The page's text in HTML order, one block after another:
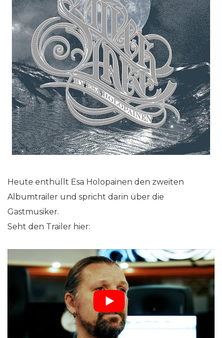
Heute enthüllt Esa Holopainen den zweiten
Albumtrailer und spricht darin über die
Gastmusiker.
Seht den Trailer hier: